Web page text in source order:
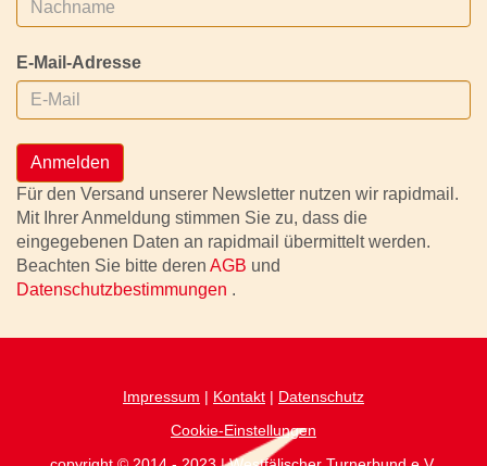
E-Mail-Adresse
Anmelden
Für den Versand unserer Newsletter nutzen wir rapidmail.
Mit Ihrer Anmeldung stimmen Sie zu, dass die
eingegebenen Daten an rapidmail übermittelt werden.
Beachten Sie bitte deren AGB und
Datenschutzbestimmungen .
Impressum | Kontakt | Datenschutz
Cookie-Einstellungen